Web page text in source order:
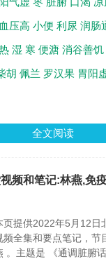
血压高 小便 利尿 润肠
湿 寒 便溏 消谷善饥
胡 佩兰 罗汉果 胃阳
全文阅读
频和笔记:林燕,免
页提供2022年5月12日
频全集和要点笔记，节
。主题是 《通调脏腑